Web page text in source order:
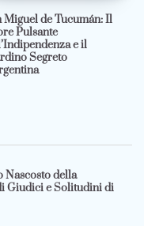
Miguel de Tucumán: Il
Pulsante
e il
Segreto
Nascosto della
Giudici e Solitudini di